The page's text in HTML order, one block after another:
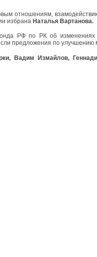
отношениям,
избрана Наталья Вартанова.
РФ по РК об
предложения по улучшению
Вадим Измайлов,